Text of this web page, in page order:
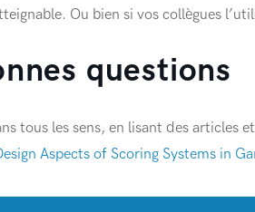
Ou bien si vos collègues
questions
tous les sens, en lisant des articles
Aspects of Scoring Systems in